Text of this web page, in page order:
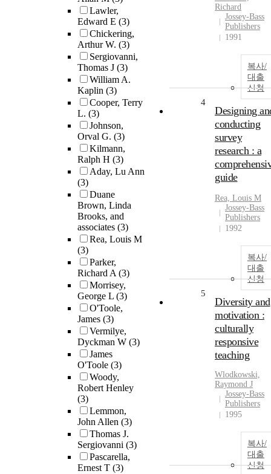
Lawler,
Edward E (3)
Chickering,
Arthur W. (3)
Sergiovanni,
Thomas J (3)
William A.
Kaplin (3)
Cooper, Terry
L. (3)
Johnson,
Orval G. (3)
Kilmann,
Ralph H (3)
Aday, Lu Ann
(3)
Duane
Brown, Linda
Brooks, and
associates (3)
Rea, Louis M
(3)
Parker,
Richard A(3)
Morrisey,
George L (3)
O'Toole,
James (3)
Vermilye,
Dyckman W (3)
James
O'Toole (3)
Woody,
Robert Henley
(3)
Lemmon,
John Allen (3)
Thomas J.
Sergiovanni (3)
Pascarella,
Ernest T (3)
Richard
Jossey-Bass
Publishers
1991
복사/
대출
신청
4
Designing
conducting
survey
research : a
guide
Rea, Louis M
Jossey-Bass
Publishers
1992
복사/
대출
신청
5
Diversity and
motivation :
culturally
responsive
teaching
Wlodkowski,
Raymond J
Jossey-Bass
Publishers
1995
복사/
대출
신청